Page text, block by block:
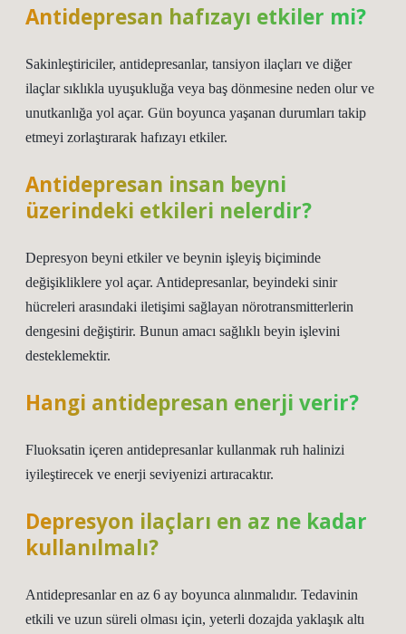
Antidepresan hafızayı etkiler mi?
Sakinleştiriciler, antidepresanlar, tansiyon ilaçları ve diğer
ilaçlar sıklıkla uyuşukluğa veya baş dönmesine neden olur ve
unutkanlığa yol açar. Gün boyunca yaşanan durumları takip
etmeyi zorlaştırarak hafızayı etkiler.
Antidepresan insan beyni
üzerindeki etkileri nelerdir?
Depresyon beyni etkiler ve beynin işleyiş biçiminde
değişikliklere yol açar. Antidepresanlar, beyindeki sinir
hücreleri arasındaki iletişimi sağlayan nörotransmitterlerin
dengesini değiştirir. Bunun amacı sağlıklı beyin işlevini
desteklemektir.
Hangi antidepresan enerji verir?
Fluoksatin içeren antidepresanlar kullanmak ruh halinizi
iyileştirecek ve enerji seviyenizi artıracaktır.
Depresyon ilaçları en az ne kadar
kullanılmalı?
Antidepresanlar en az 6 ay boyunca alınmalıdır. Tedavinin
etkili ve uzun süreli olması için, yeterli dozajda yaklaşık altı